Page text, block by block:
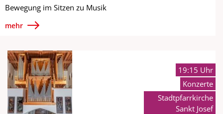
Bewegung im Sitzen zu Musik
mehr
19:15 Uhr
Konzerte
Stadtpfarrkirche
Sankt Josef